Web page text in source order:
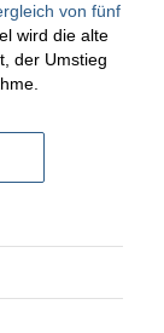
von fünf
wird die alte
der Umstieg